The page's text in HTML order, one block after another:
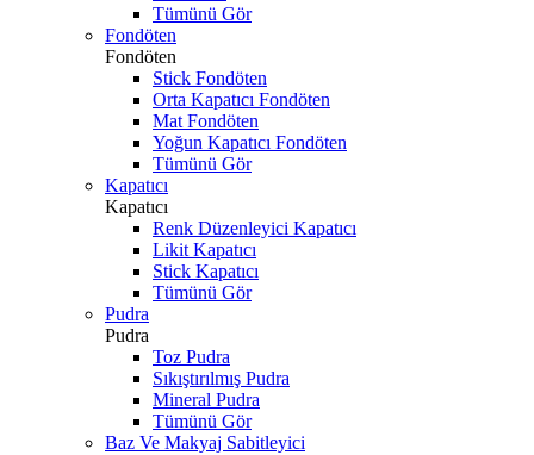
Tümünü Gör
Fondöten
Fondöten
Stick Fondöten
Orta Kapatıcı Fondöten
Mat Fondöten
Yoğun Kapatıcı Fondöten
Tümünü Gör
Kapatıcı
Kapatıcı
Renk Düzenleyici Kapatıcı
Likit Kapatıcı
Stick Kapatıcı
Tümünü Gör
Pudra
Pudra
Toz Pudra
Sıkıştırılmış Pudra
Mineral Pudra
Tümünü Gör
Baz Ve Makyaj Sabitleyici